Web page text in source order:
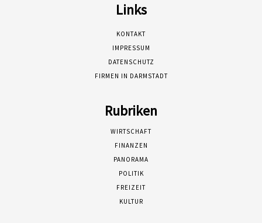
Links
KONTAKT
IMPRESSUM
DATENSCHUTZ
FIRMEN IN DARMSTADT
Rubriken
WIRTSCHAFT
FINANZEN
PANORAMA
POLITIK
FREIZEIT
KULTUR